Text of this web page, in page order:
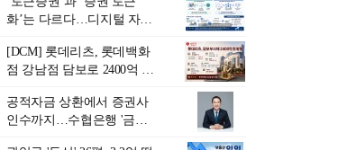
화’는 다르다…디지털 자본
[DCM] 롯데리츠, 롯데백화
점 강남점 담보로 2400억 조
공적자금 상환에서 증권사
인수까지…수협은행 '금융